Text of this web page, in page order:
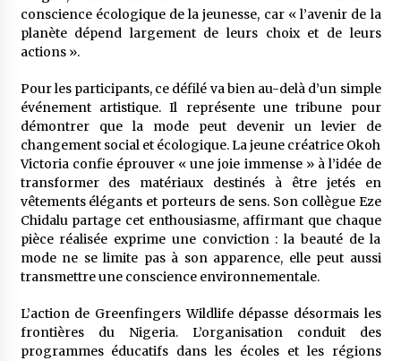
conscience écologique de la jeunesse, car « l’avenir de la
planète dépend largement de leurs choix et de leurs
actions ».
Pour les participants, ce défilé va bien au-delà d’un simple
événement artistique. Il représente une tribune pour
démontrer que la mode peut devenir un levier de
changement social et écologique. La jeune créatrice Okoh
Victoria confie éprouver « une joie immense » à l’idée de
transformer des matériaux destinés à être jetés en
vêtements élégants et porteurs de sens. Son collègue Eze
Chidalu partage cet enthousiasme, affirmant que chaque
pièce réalisée exprime une conviction : la beauté de la
mode ne se limite pas à son apparence, elle peut aussi
transmettre une conscience environnementale.
L’action de Greenfingers Wildlife dépasse désormais les
frontières du Nigeria. L’organisation conduit des
programmes éducatifs dans les écoles et les régions